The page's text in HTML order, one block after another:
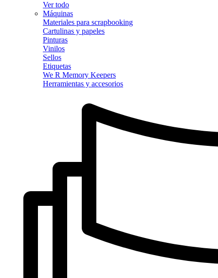
Ver todo
Máquinas
Materiales para scrapbooking
Cartulinas y papeles
Pinturas
Vinilos
Sellos
Etiquetas
We R Memory Keepers
Herramientas y accesorios